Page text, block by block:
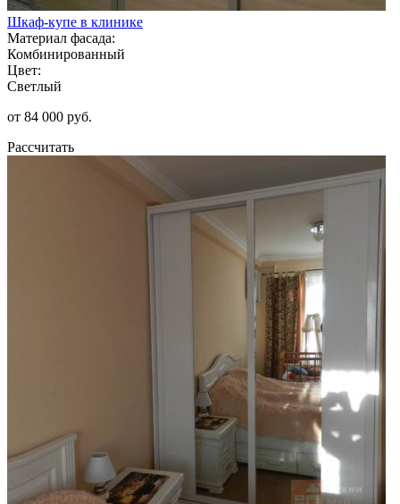
Шкаф-купе в клинике
Материал фасада:
Комбинированный
Цвет:
Светлый
от 84 000 руб.
Рассчитать